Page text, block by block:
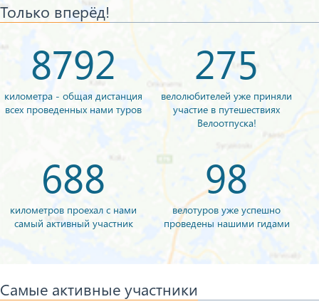
Только вперёд!
8792
километра - общая дистанция
всех проведенных нами туров
275
велолюбителей уже приняли
участие в путешествиях
Велоотпуска!
688
километров проехал с нами
самый активный участник
98
велотуров уже успешно
проведены нашими гидами
Самые активные участники